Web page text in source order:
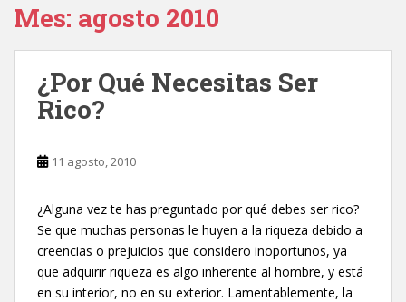
Mes: agosto 2010
‎¿Por Qué Necesitas Ser
Rico?‎
11 agosto, 2010
¿Alguna vez te has preguntado por qué debes ser rico?‎
Se que muchas personas le huyen a la riqueza debido a
creencias o prejuicios que considero inoportunos, ya
que adquirir riqueza es algo inherente al hombre, y está
en su interior, no en su exterior. Lamentablemente, la